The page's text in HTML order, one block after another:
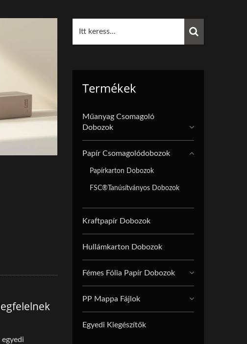
Termékek
Műanyag Csomagoló
Dobozok
Papír Csomagolódobozok
Papírkarton Dobozok
FSC®tanúsítványos Dobozok
Kraftpapír Dobozok
Hullámkarton Dobozok
Fémes Fólia Papír Dobozok
PP Mappa Fájlok
Egyedi Kiegészítők